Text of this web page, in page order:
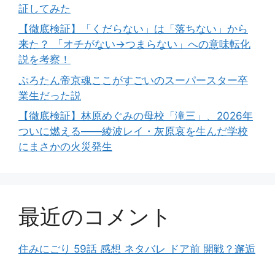
証してみた
【徹底検証】「くだらない」は「落ちない」から
来た？ 「オチがない→つまらない」への意味転化
説を考察！
ぷろたん帝京魂ここがすごいのスーパースター卒
業生だった説
【徹底検証】林原めぐみの母校「滝三」、2026年
ついに燃える――綾波レイ・灰原哀を生んだ学校
にまさかの火災発生
最近のコメント
住みにごり 59話 感想 ネタバレ ドア前 開戦？邂逅